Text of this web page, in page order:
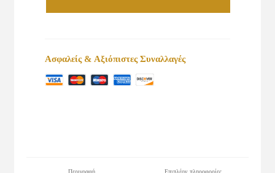
Ασφαλείς & Αξιόπιστες Συναλλαγές
Περιγραφή Επιπλέον πληροφορίες